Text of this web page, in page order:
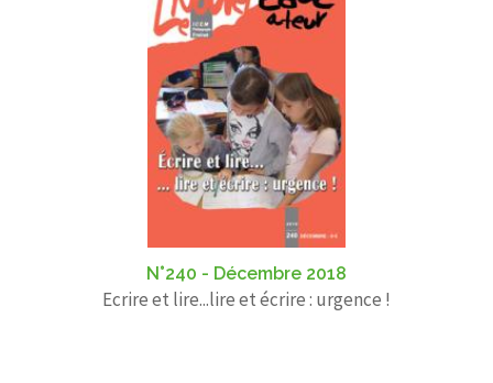
N°240 - Décembre 2018
Ecrire et lire...lire et écrire : urgence !